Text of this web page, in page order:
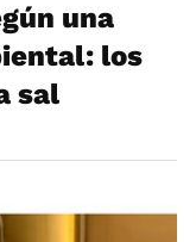
una
los
sal